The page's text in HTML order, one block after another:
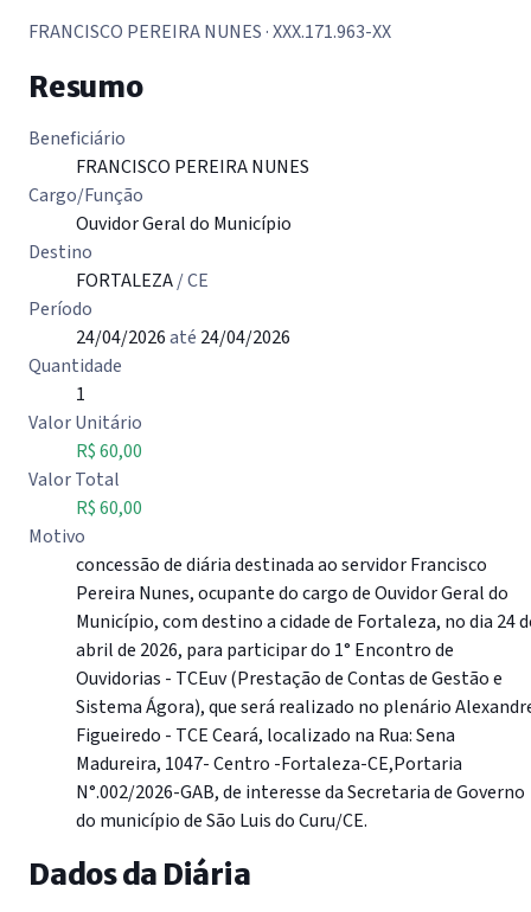
FRANCISCO PEREIRA NUNES · XXX.171.963-XX
Resumo
Beneficiário
FRANCISCO PEREIRA NUNES
Cargo/Função
Ouvidor Geral do Município
Destino
FORTALEZA/ CE
Período
24/04/2026até 24/04/2026
Quantidade
1
Valor Unitário
R$ 60,00
Valor Total
R$ 60,00
Motivo
concessão de diária destinada ao servidor Francisco
Pereira Nunes, ocupante do cargo de Ouvidor Geral do
Município, com destino a cidade de Fortaleza, no dia 24
abril de 2026, para participar do 1° Encontro de
Ouvidorias - TCEuv (Prestação de Contas de Gestão e
Sistema Ágora), que será realizado no plenário
Figueiredo - TCE Ceará, localizado na Rua: Sena
Madureira, 1047- Centro -Fortaleza-CE,Portaria
N°.002/2026-GAB, de interesse da Secretaria de Governo
do município de São Luis do Curu/CE.
Dados da Diária